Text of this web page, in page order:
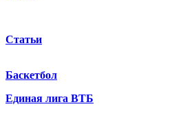
Статьи
Баскетбол
Единая лига ВТБ